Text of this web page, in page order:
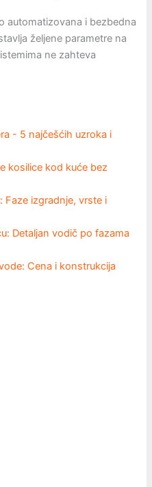
automatizovana i bezbedna
željene parametre na
ne zahteva
- 5 najčešćih uzroka i
kosilice kod kuće bez
Faze izgradnje, vrste i
Detaljan vodič po fazama
Cena i konstrukcija